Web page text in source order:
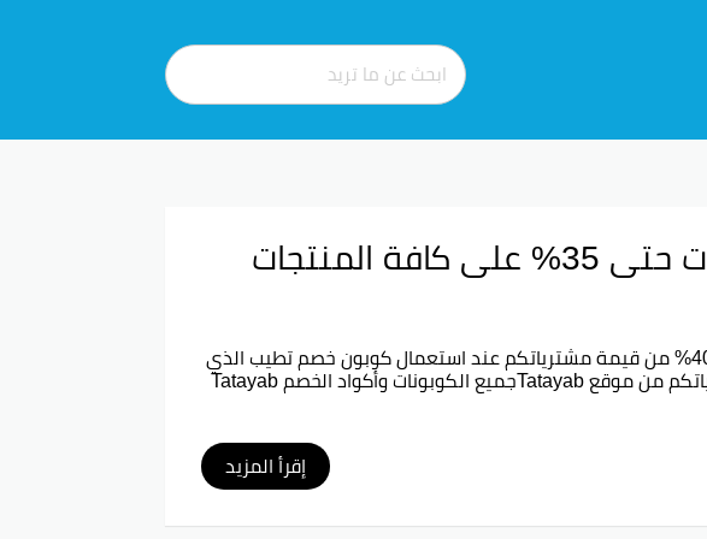
إقرأ المزيد
أقوى كود خصم تطيب تخفيضات حتى 35% على كافة المنتجات
ووفر لغاية 40% من قيمة مشترياتكم عند استعمال كوبون خصم تطيب الذي
يمنحكم أفضل التخفيضات الممكن على جميع طلبياتكم من موقع Tatayabجميع الكوبونات وأكواد الخصم Tatayab